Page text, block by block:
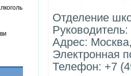
Отделение
Адрес:
Электронная
Телефон: +7